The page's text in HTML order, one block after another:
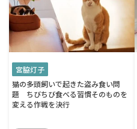
宮脇灯子
猫の多頭飼いで起きた盗み食い問
題 ちびちび食べる習慣そのものを
変える作戦を決行